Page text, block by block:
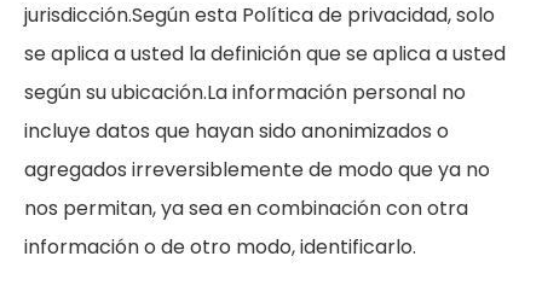
jurisdicción.Según esta Política de privacidad, solo
se aplica a usted la definición que se aplica a usted
según su ubicación.La información personal no
incluye datos que hayan sido anonimizados o
agregados irreversiblemente de modo que ya no
nos permitan, ya sea en combinación con otra
información o de otro modo, identificarlo.